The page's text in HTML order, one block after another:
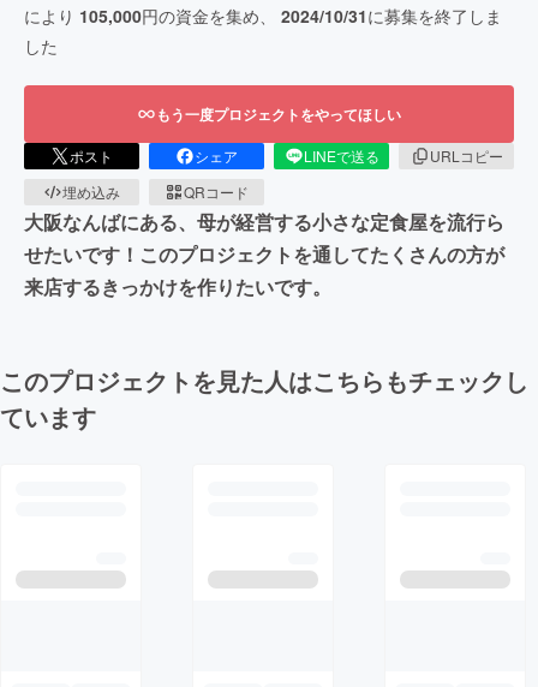
により 105,000円の資金を集め、 2024/10/31に募集を終了しま
した
もう一度プロジェクトをやってほしい
ポスト シェア LINEで送る
URLコピー
埋め込み
QRコード
大阪なんばにある、母が経営する小さな定食屋を流行ら
せたいです！このプロジェクトを通してたくさんの方が
来店するきっかけを作りたいです。
このプロジェクトを見た人はこちらもチェックし
ています